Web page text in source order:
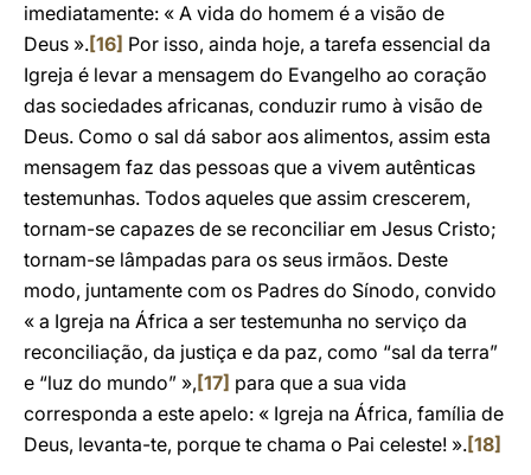
imediatamente: « A vida do homem é a visão de
Deus ».[16] Por isso, ainda hoje, a tarefa essencial da
Igreja é levar a mensagem do Evangelho ao coração
das sociedades africanas, conduzir rumo à visão de
Deus. Como o sal dá sabor aos alimentos, assim esta
mensagem faz das pessoas que a vivem autênticas
testemunhas. Todos aqueles que assim crescerem,
tornam-se capazes de se reconciliar em Jesus Cristo;
tornam-se lâmpadas para os seus irmãos. Deste
modo, juntamente com os Padres do Sínodo, convido
« a Igreja na África a ser testemunha no serviço da
reconciliação, da justiça e da paz, como “sal da terra”
e “luz do mundo” », [17] para que a sua vida
corresponda a este apelo: « Igreja na África, família de
Deus, levanta-te, porque te chama o Pai celeste! ».[18]